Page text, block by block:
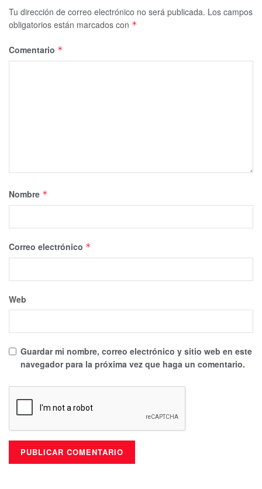
Tu dirección de correo electrónico no será publicada. Los campos
obligatorios están marcados con *
Comentario *
Nombre *
Correo electrónico *
Web
Guardar mi nombre, correo electrónico y sitio web en este
navegador para la próxima vez que haga un comentario.